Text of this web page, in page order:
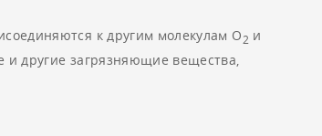
к другим молекулам О 2 и
и другие загрязняющие вещества,